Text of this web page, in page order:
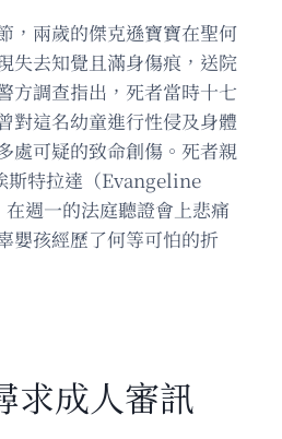
，兩歲的傑克遜寶寶在聖何
失去知覺且滿身傷痕，送院
方調查指出，死者當時十七
對這名幼童進行性侵及身體
處可疑的致命創傷。死者親
斯特拉達（Evangeline
週一的法庭聽證會上悲痛
嬰孩經歷了何等可怕的折
求成人審訊